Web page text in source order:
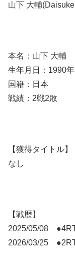
山下 大輔
本名：山下 大輔
生年月日：1990
国籍：日本
戦績：2戦2敗
【獲得タイトル】
なし
【戦歴】
2025/05/08
2026/03/25